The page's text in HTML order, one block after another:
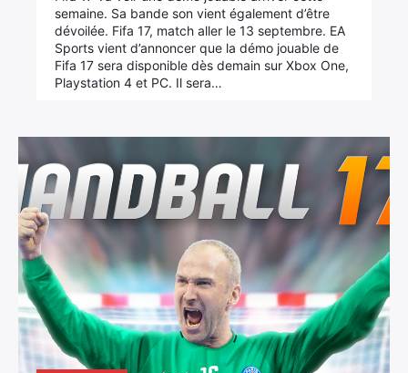
semaine. Sa bande son vient également d’être
dévoilée. Fifa 17, match aller le 13 septembre. EA
Sports vient d’annoncer que la démo jouable de
Fifa 17 sera disponible dès demain sur Xbox One,
Playstation 4 et PC. Il sera…